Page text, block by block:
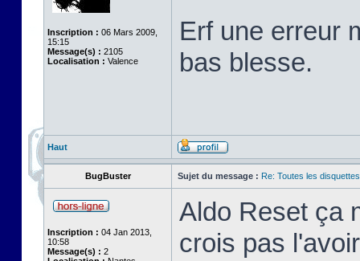
Inscription : 06 Mars 2009,
15:15
Message(s) : 2105
Localisation : Valence
Erf une erreur
bas blesse.
Haut
BugBuster Sujet du message : Re: Toutes les
Inscription : 04 Jan 2013,
10:58
Message(s) : 2
Aldo Reset ça
crois pas